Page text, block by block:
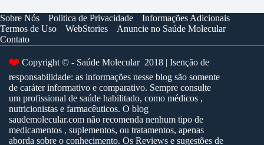
Sobre Nós Politica de Privacidade
Informações Adicionais
Termos de Uso
WebStories
Anuncie no Saúde Molecular
Contato
❤️ Copyright © - Saúde Molecular 2018 | Isenção de
responsabilidade: as informações nesse blog são somente
de caráter informativo e comparativo. Sempre consulte
um profissional de saúde habilitado, como médicos ,
nutricionistas e farmacêuticos. O blog
saudemolecular.com não recomenda nenhum tipo de
medicamentos , suplementos, ou tratamentos, apenas
aborda sobre o conhecimento. Os Reviews e sugestões de